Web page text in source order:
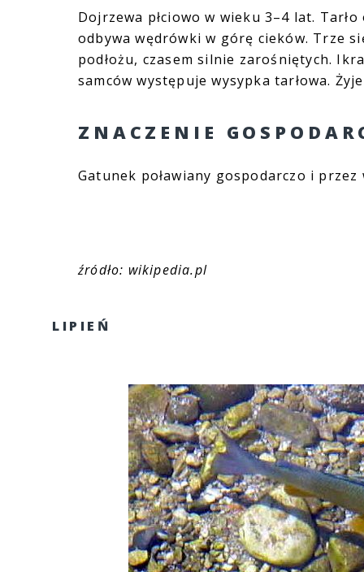
Dojrzewa płciowo w wieku 3–4 lat.
odbywa wędrówki w górę cieków. Trze
podłożu, czasem silnie zarośniętych.
samców występuje wysypka tarłowa.
ZNACZENIE
Gatunek poławiany gospodarczo i przez
źródło: wikipedia.pl
LIPIEŃ